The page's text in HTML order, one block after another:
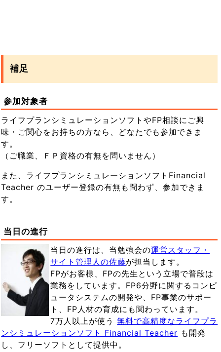
補足
参加対象者
ライフプランシミュレーションソフトやFP相談にご興
味・ご関心をお持ちの方なら、どなたでも参加できま
す。
（ご職業、ＦＰ資格の有無を問いません）
また、ライフプランシミュレーションソフトFinancial
Teacher のユーザー登録の有無も問わず、参加できま
す。
当日の進行
当日の進行は、当勉強会の運営スタッフ・
サイト管理人の佐藤が担当します。
FPがお客様、FPの先生という立場で普段は
業務をしています。FP6分野に関するコンピ
ュータシステムの開発や、FP事業のサポー
ト、FP人材の育成にも関わっています。
7万人以上が使う無料で高精度なライフプラ
ンシミュレーションソフト Financial Teacher も開発
し、フリーソフトとして提供中。